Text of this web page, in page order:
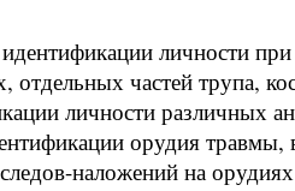
личности
частей трупа,
личности различных
орудия травмы,
наложений на